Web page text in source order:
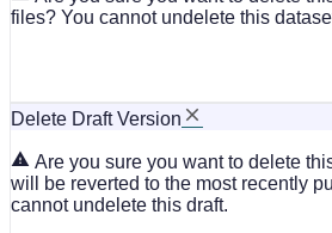
files? You cannot undelete this
Delete Draft Version
Are you sure you want to delete
will be reverted to the most recently
cannot undelete this draft.